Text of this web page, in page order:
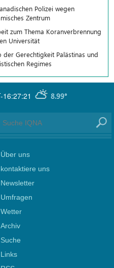
Polizei wegen
Zentrum
zum Thema Koranverbrennung
Universität
der Gerechtigkeit Palästinas und
Regimes
16:27:21 8.99°
Über uns
kontaktiere uns
Newsletter
Umfragen
Wetter
Archiv
Suche
Links